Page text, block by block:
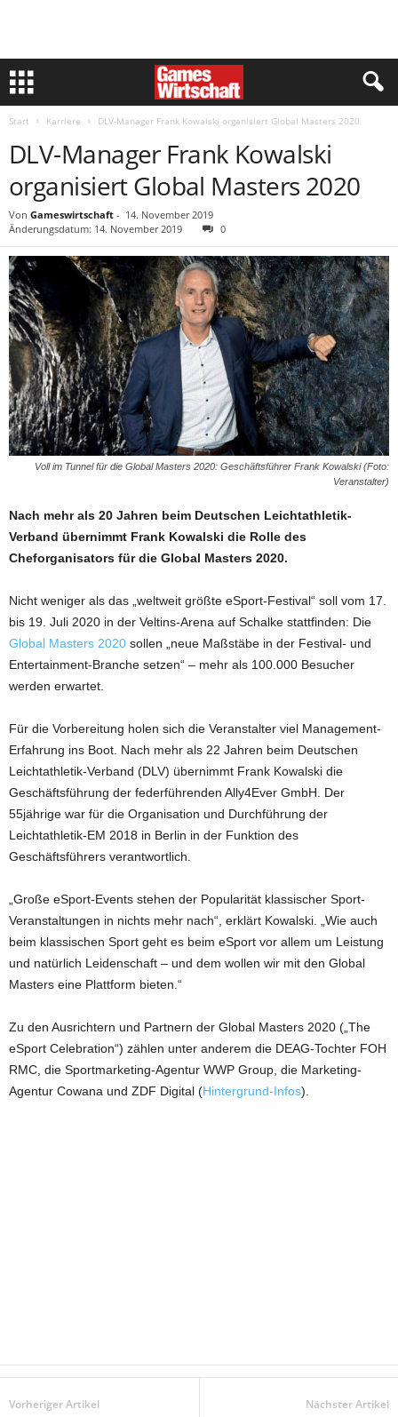
Start Karriere DLV-Manager Frank Kowalski organisiert Global Masters 2020
DLV-Manager Frank Kowalski
organisiert Global Masters 2020
Von Gameswirtschaft - 14. November 2019
Änderungsdatum: 14. November 2019
0
Voll im Tunnel für die Global Masters 2020: Geschäftsführer Frank Kowalski (Foto:
Veranstalter)
Nach mehr als 20 Jahren beim Deutschen Leichtathletik-
Verband übernimmt Frank Kowalski die Rolle des
Cheforganisators für die Global Masters 2020.
Nicht weniger als das „weltweit größte eSport-Festival“ soll vom 17.
bis 19. Juli 2020 in der Veltins-Arena auf Schalke stattfinden: Die
Global Masters 2020 sollen „neue Maßstäbe in der Festival- und
Entertainment-Branche setzen“ – mehr als 100.000 Besucher
werden erwartet.
Für die Vorbereitung holen sich die Veranstalter viel Management-
Erfahrung ins Boot. Nach mehr als 22 Jahren beim Deutschen
Leichtathletik-Verband (DLV) übernimmt Frank Kowalski die
Geschäftsführung der federführenden Ally4Ever GmbH. Der
55jährige war für die Organisation und Durchführung der
Leichtathletik-EM 2018 in Berlin in der Funktion des
Geschäftsführers verantwortlich.
„Große eSport-Events stehen der Popularität klassischer Sport-
Veranstaltungen in nichts mehr nach“, erklärt Kowalski. „Wie auch
beim klassischen Sport geht es beim eSport vor allem um Leistung
und natürlich Leidenschaft – und dem wollen wir mit den Global
Masters eine Plattform bieten.“
Zu den Ausrichtern und Partnern der Global Masters 2020 („The
eSport Celebration“) zählen unter anderem die DEAG-Tochter FOH
RMC, die Sportmarketing-Agentur WWP Group, die Marketing-
Agentur Cowana und ZDF Digital (Hintergrund-Infos).
Vorheriger Artikel Nächster Artikel